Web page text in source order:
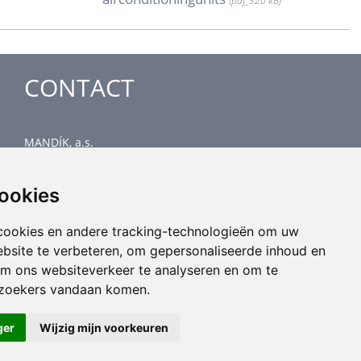
en andere tracking-technologieën om uw
te verbeteren, om gepersonaliseerde inhoud en
ons websiteverkeer te analyseren en om te
vandaan komen.
Wijzig mijn voorkeuren
CONTACT
MANDÍK, a.s.
Czech Republic
Head office
phone: +420 311 706 706
email: mandik@mandik.cz